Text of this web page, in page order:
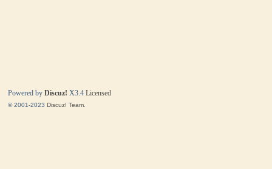
Powered byDiscuz! X3.4 Licensed
© 2001-2023Discuz! Team